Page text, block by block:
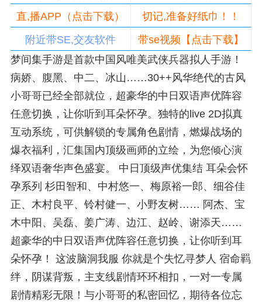
直,播APP（点击下载）
切记,准备好纸巾！！
附近带SE,交友软件
带se视频【点击下载】
梦间集手游是首款中国风唯美武侠兵器拟人手游！
病娇、腹黑、中二、冰山……30++风华绝代的古风
小哥哥已经全部就位，超豪华的中日双语声优阵容
任意切换，让你听到耳朵怀孕。独特的live 2D拟真
互动系统，可供解锁的专属角色剧情，燃爆战场的
爆衣福利，汇集国内顶级画师的立绘，为您倾心演
绎双语奢华声色盛宴。 中日顶级声优集结 耳朵会怀
孕系列 杉田智和、中村悠一、梅原裕一郎、细谷佳
正、木村良平、铃村健一、小野友树…… 阿杰、宝
木中阳、吴磊、姜广涛、边江、赵岭、谢添天……
超豪华的中日双语声优阵容任意切换，让你听到耳
朵怀孕！ 这波脑洞我服 你就是个失忆寻梦人 宿命羁
绊，阴谋背叛，主支线剧情环环相扣，一对一专属
剧情精彩无限！与小哥哥的私密回忆，期待各位忘